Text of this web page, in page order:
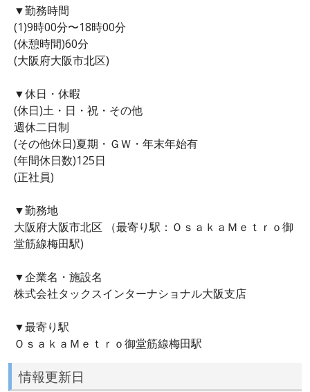
▼勤務時間
(1)9時00分〜18時00分
(休憩時間)60分
(大阪府大阪市北区)
▼休日・休暇
(休日)土・日・祝・その他
週休二日制
(その他休日)夏期・ＧＷ・年末年始有
(年間休日数)125日
(正社員)
▼勤務地
大阪府大阪市北区 （最寄り駅：ＯｓａｋａＭｅｔｒｏ御
堂筋線梅田駅)
▼企業名・施設名
株式会社タックスインターナショナル大阪支店
▼最寄り駅
ＯｓａｋａＭｅｔｒｏ御堂筋線梅田駅
情報更新日